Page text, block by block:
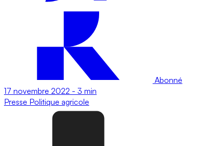
Abonné
17 novembre 2022 - 3 min
Presse Politique agricole